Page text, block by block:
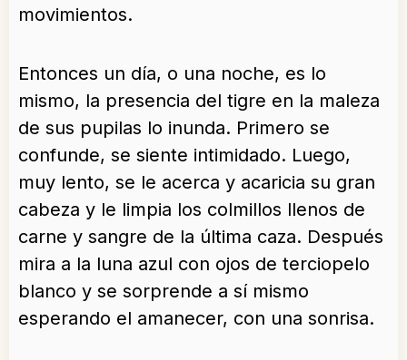
movimientos.
Entonces un día, o una noche, es lo
mismo, la presencia del tigre en la maleza
de sus pupilas lo inunda. Primero se
confunde, se siente intimidado. Luego,
muy lento, se le acerca y acaricia su gran
cabeza y le limpia los colmillos llenos de
carne y sangre de la última caza. Después
mira a la luna azul con ojos de terciopelo
blanco y se sorprende a sí mismo
esperando el amanecer, con una sonrisa.